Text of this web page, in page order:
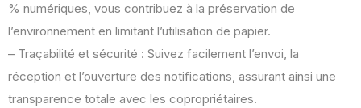
% numériques, vous contribuez à la préservation de
l’environnement en limitant l’utilisation de papier.
– Traçabilité et sécurité : Suivez facilement l’envoi, la
réception et l’ouverture des notifications, assurant ainsi une
transparence totale avec les copropriétaires.